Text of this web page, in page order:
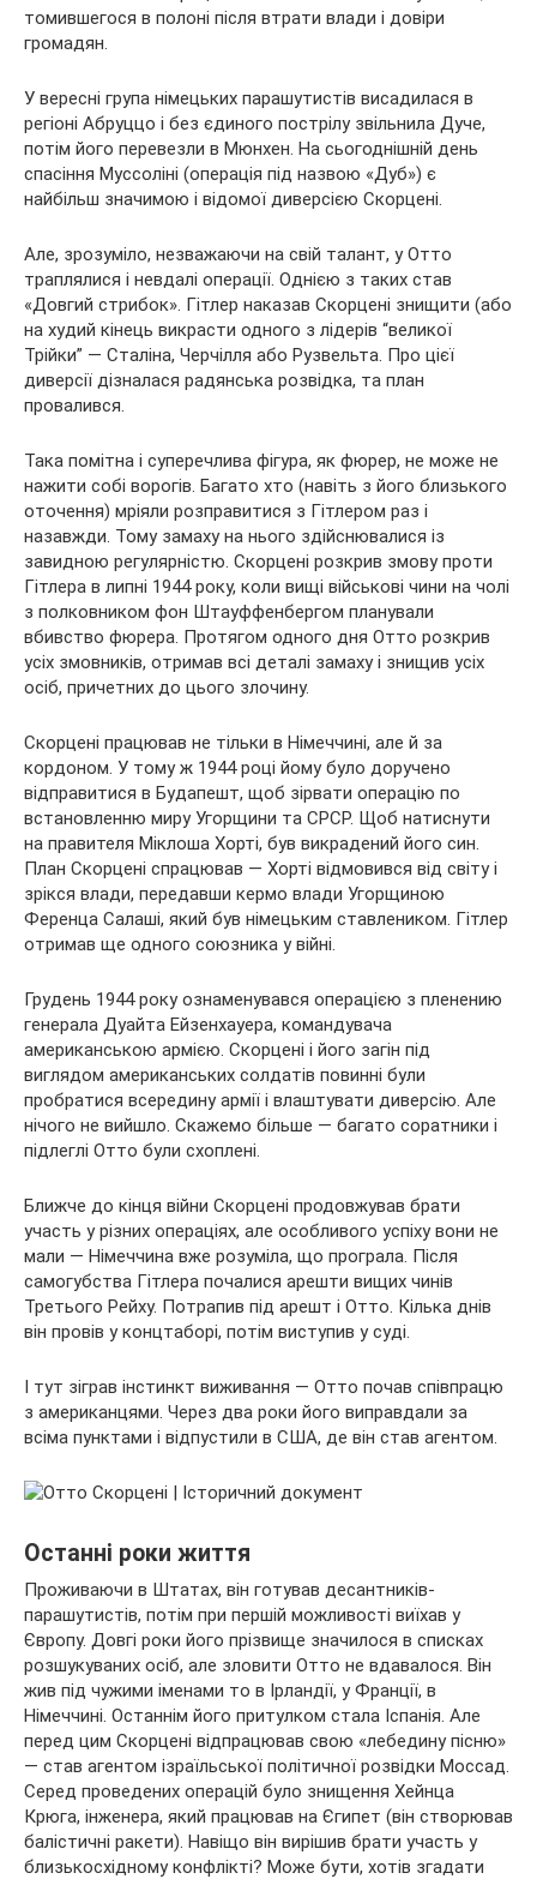
томившегося в полоні після втрати влади і довіри
громадян.
У вересні група німецьких парашутистів висадилася в
регіоні Абруццо і без єдиного пострілу звільнила Дуче,
потім його перевезли в Мюнхен. На сьогоднішній день
спасіння Муссоліні (операція під назвою «Дуб») є
найбільш значимою і відомої диверсією Скорцені.
Але, зрозуміло, незважаючи на свій талант, у Отто
траплялися і невдалі операції. Однією з таких став
«Довгий стрибок». Гітлер наказав Скорцені знищити (або
на худий кінець викрасти одного з лідерів “великої
Трійки” — Сталіна, Черчілля або Рузвельта. Про цієї
диверсії дізналася радянська розвідка, та план
провалився.
Така помітна і суперечлива фігура, як фюрер, не може не
нажити собі ворогів. Багато хто (навіть з його близького
оточення) мріяли розправитися з Гітлером раз і
назавжди. Тому замаху на нього здійснювалися із
завидною регулярністю. Скорцені розкрив змову проти
Гітлера в липні 1944 року, коли вищі військові чини на чолі
з полковником фон Штауффенбергом планували
вбивство фюрера. Протягом одного дня Отто розкрив
усіх змовників, отримав всі деталі замаху і знищив усіх
осіб, причетних до цього злочину.
Скорцені працював не тільки в Німеччині, але й за
кордоном. У тому ж 1944 році йому було доручено
відправитися в Будапешт, щоб зірвати операцію по
встановленню миру Угорщини та СРСР. Щоб натиснути
на правителя Міклоша Хорті, був викрадений його син.
План Скорцені спрацював — Хорті відмовився від світу і
зрікся влади, передавши кермо влади Угорщиною
Ференца Салаші, який був німецьким ставлеником. Гітлер
отримав ще одного союзника у війні.
Грудень 1944 року ознаменувався операцією з пленению
генерала Дуайта Ейзенхауера, командувача
американською армією. Скорцені і його загін під
виглядом американських солдатів повинні були
пробратися всередину армії і влаштувати диверсію. Але
нічого не вийшло. Скажемо більше — багато соратники і
підлеглі Отто були схоплені.
Ближче до кінця війни Скорцені продовжував брати
участь у різних операціях, але особливого успіху вони не
мали — Німеччина вже розуміла, що програла. Після
самогубства Гітлера почалися арешти вищих чинів
Третього Рейху. Потрапив під арешт і Отто. Кілька днів
він провів у концтаборі, потім виступив у суді.
І тут зіграв інстинкт виживання — Отто почав співпрацю
з американцями. Через два роки його виправдали за
всіма пунктами і відпустили в США, де він став агентом.
Останні роки життя
Проживаючи в Штатах, він готував десантників-
парашутистів, потім при першій можливості виїхав у
Європу. Довгі роки його прізвище значилося в списках
розшукуваних осіб, але зловити Отто не вдавалося. Він
жив під чужими іменами то в Ірландії, у Франції, в
Німеччині. Останнім його притулком стала Іспанія. Але
перед цим Скорцені відпрацював свою «лебедину пісню»
— став агентом ізраїльської політичної розвідки Моссад.
Серед проведених операцій було знищення Хейнца
Крюга, інженера, який працював на Єгипет (він створював
балістичні ракети). Навіщо він вирішив брати участь у
близькосхідному конфлікті? Може бути, хотів згадати